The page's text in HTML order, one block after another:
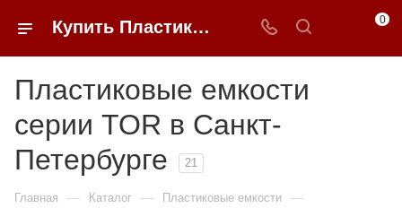
Купить Пластиковые емкости серия TOR в Санкт-Петербурге в интернет-магазине b2b товаров 0FFER 0
Пластиковые емкости
серии TOR в Санкт-
Петербурге
21
Главная — Каталог — Пластиковые емкости —